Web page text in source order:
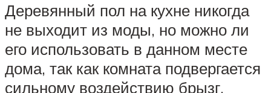
Деревянный пол на кухне никогда
не выходит из моды, но можно ли
его использовать в данном месте
дома, так как комната подвергается
сильному воздействию брызг,